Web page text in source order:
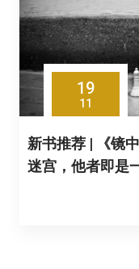
19
11
新书推荐 | 《镜
迷宫，他者即是